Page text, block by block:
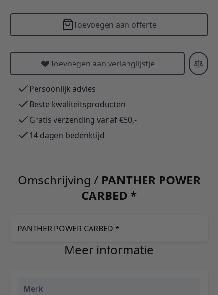
Toevoegen aan offerte
Toevoegen aan verlanglijstje
Persoonlijk advies
Beste kwaliteitsproducten
Gratis verzending vanaf €50,-
14 dagen bedenktijd
Omschrijving / PANTHER POWER
CARBED *
PANTHER POWER CARBED *
Meer informatie
Merk